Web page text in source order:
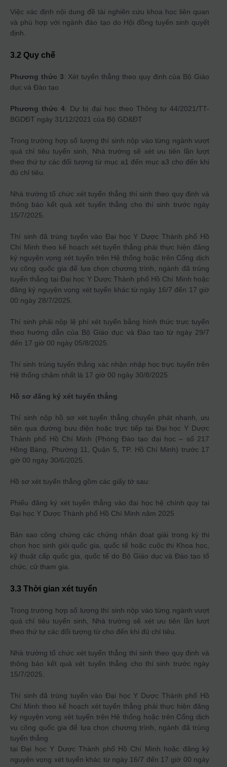
Việc xác định nội dung đề tài nghiên cứu khoa học liên quan
và phù hợp với ngành đào tạo do Hội đồng tuyển sinh quyết
định.
3.2 Quy chế
Phương thức 3: Xét tuyển thẳng theo quy định của Bộ Giáo
dục và Đào tạo
Phương thức 4: Dự bị đại học theo Thông tư 44/2021/TT-
BGDĐT ngày 31/12/2021 của Bộ GD&ĐT
Trong trường hợp số lượng thí sinh nộp vào từng ngành vượt
quá chỉ tiêu tuyển sinh, Nhà trường sẽ xét ưu tiên lần lượt
theo thứ tự các đối tượng từ mục a1 đến mục a3 cho đến khi
đủ chỉ tiêu.
Nhà trường tổ chức xét tuyển thẳng thí sinh theo quy định và
thông báo kết quả xét tuyển thẳng cho thí sinh trước ngày
15/7/2025.
Thí sinh đã trúng tuyển vào Đại học Y Dược Thành phố Hồ
Chí Minh theo kế hoạch xét tuyển thẳng phải thực hiện đăng
ký nguyện vọng xét tuyển trên Hệ thống hoặc trên Cổng dịch
vụ công quốc gia để lựa chọn chương trình, ngành đã trúng
tuyển thẳng tại Đại học Y Dược Thành phố Hồ Chí Minh hoặc
đăng ký nguyện vọng xét tuyển khác từ ngày 16/7 đến 17 giờ
00 ngày 28/7/2025.
Thí sinh phải nộp lệ phí xét tuyển bằng hình thức trực tuyến
theo hướng dẫn của Bộ Giáo dục và Đào tạo từ ngày 29/7
đến 17 giờ 00 ngày 05/8/2025.
Thí sinh trúng tuyển thẳng xác nhận nhập học trực tuyến trên
Hệ thống chậm nhất là 17 giờ 00 ngày 30/8/2025
Hồ sơ đăng ký xét tuyển thẳng
Thí sinh nộp hồ sơ xét tuyển thẳng chuyển phát nhanh, ưu
tiên qua đường bưu điện hoặc trực tiếp tại Đại học Y Dược
Thành phố Hồ Chí Minh (Phòng Đào tạo đại học – số 217
Hồng Bàng, Phường 11, Quận 5, TP. Hồ Chí Minh) trước 17
giờ 00 ngày 30/6/2025.
Hồ sơ xét tuyển thẳng gồm các giấy tờ sau:
Phiếu đăng ký xét tuyển thẳng vào đại học hệ chính quy tại
Đại học Y Dược Thành phố Hồ Chí Minh năm 2025
Bản sao công chứng các chứng nhận đoạt giải trong kỳ thi
chọn học sinh giỏi quốc gia, quốc tế hoặc cuộc thi Khoa học,
kỹ thuật cấp quốc gia, quốc tế do Bộ Giáo dục và Đào tạo tổ
chức, cử tham gia.
3.3 Thời gian xét tuyển
Trong trường hợp số lượng thí sinh nộp vào từng ngành vượt
quá chỉ tiêu tuyển sinh, Nhà trường sẽ xét ưu tiên lần lượt
theo thứ tự các đối tượng từ cho đến khi đủ chỉ tiêu.
Nhà trường tổ chức xét tuyển thẳng thí sinh theo quy định và
thông báo kết quả xét tuyển thẳng cho thí sinh trước ngày
15/7/2025.
Thí sinh đã trúng tuyển vào Đại học Y Dược Thành phố Hồ
Chí Minh theo kế hoạch xét tuyển thẳng phải thực hiện đăng
ký nguyện vọng xét tuyển trên Hệ thống hoặc trên Cổng dịch
vụ công quốc gia để lựa chọn chương trình, ngành đã trúng
tuyển thẳng
tại Đại học Y Dược Thành phố Hồ Chí Minh hoặc đăng ký
nguyện vọng xét tuyển khác từ ngày 16/7 đến 17 giờ 00 ngày